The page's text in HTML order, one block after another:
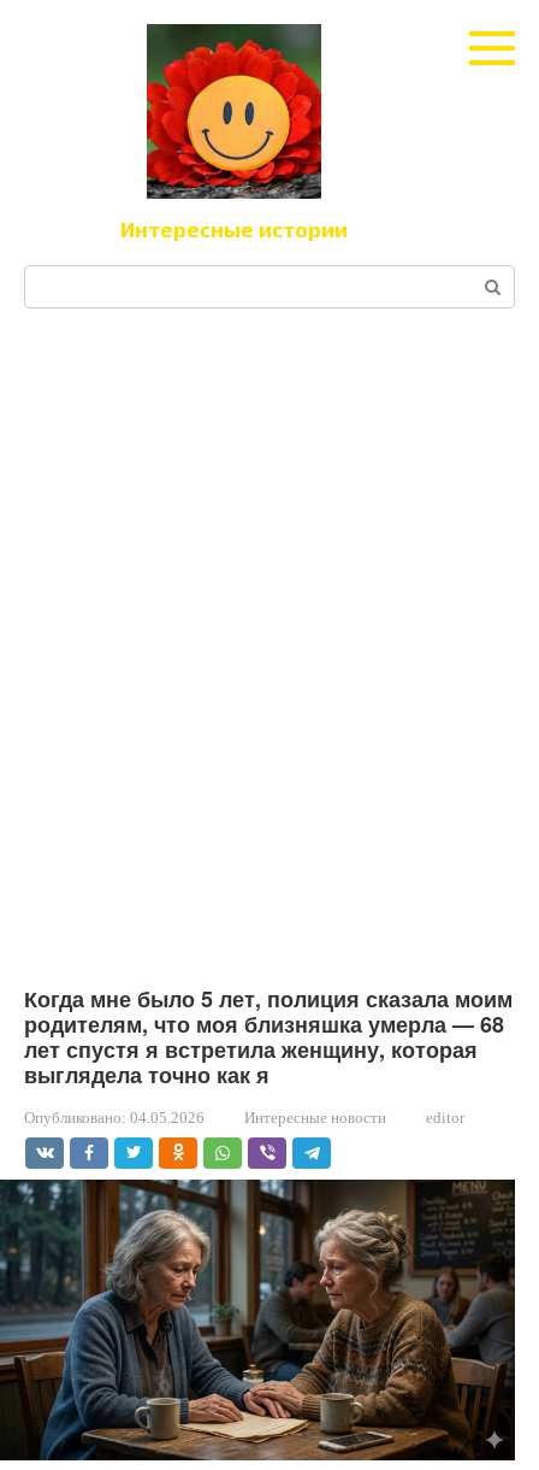
Интересные истории
Когда мне было 5 лет, полиция сказала моим
родителям, что моя близняшка умерла — 68
лет спустя я встретила женщину, которая
выглядела точно как я
Опубликовано: 04.05.2026 Интересные новости editor